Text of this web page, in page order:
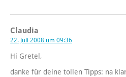
Claudia
22. Juli 2008 um 09:36
Hi Gretel,
danke für deine tollen Tipps: na